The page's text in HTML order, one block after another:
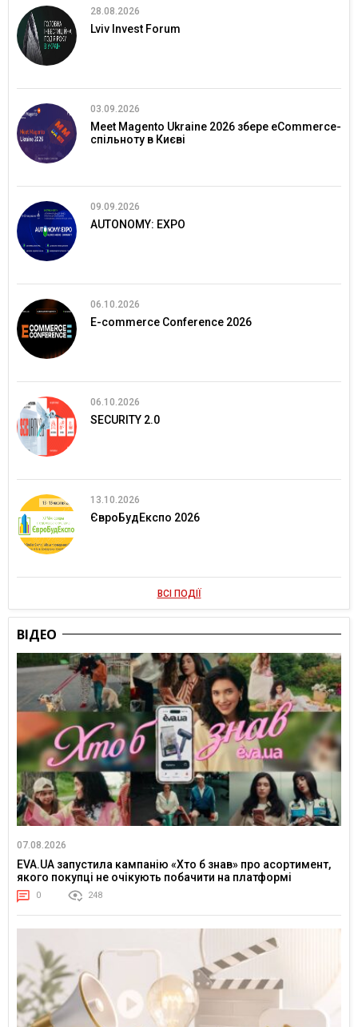
28.08.2026
Lviv Invest Forum
03.09.2026
Meet Magento Ukraine 2026 збере eCommerce-
спільноту в Києві
09.09.2026
AUTONOMY: EXPO
06.10.2026
E-commerce Conference 2026
06.10.2026
SECURITY 2.0
13.10.2026
ЄвроБудЕкспо 2026
ВСІ ПОДІЇ
ВІДЕО
07.08.2026
EVA.UA запустила кампанію «Хто б знав» про асортимент,
якого покупці не очікують побачити на платформі
0 248